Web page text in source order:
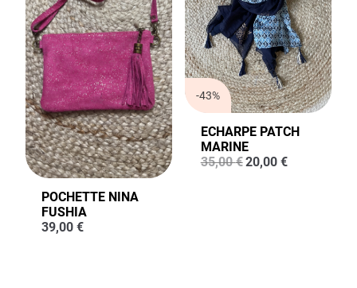
POCHETTE NINA
FUSHIA
39,00 €
-43%
ECHARPE PATCH
MARINE
35,00€Le
20,00 €Le